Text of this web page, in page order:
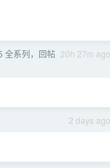
20h 27m ago
全系列，回帖
2 days ago